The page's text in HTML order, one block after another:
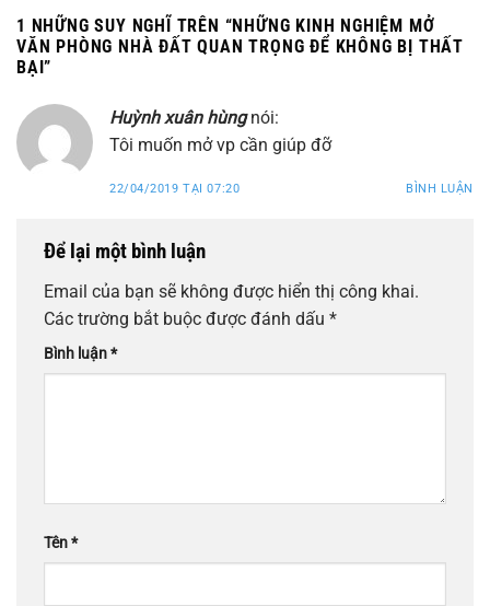
1 NHỮNG SUY NGHĨ TRÊN “NHỮNG KINH NGHIỆM MỞ
VĂN PHÒNG NHÀ ĐẤT QUAN TRỌNG ĐỂ KHÔNG BỊ THẤT
BẠI”
Huỳnh xuân hùng nói:
Tôi muốn mở vp cần giúp đỡ
22/04/2019 TẠI 07:20 BÌNH LUẬN
Để lại một bình luận
Email của bạn sẽ không được hiển thị công khai.
Các trường bắt buộc được đánh dấu *
Bình luận*
Tên*